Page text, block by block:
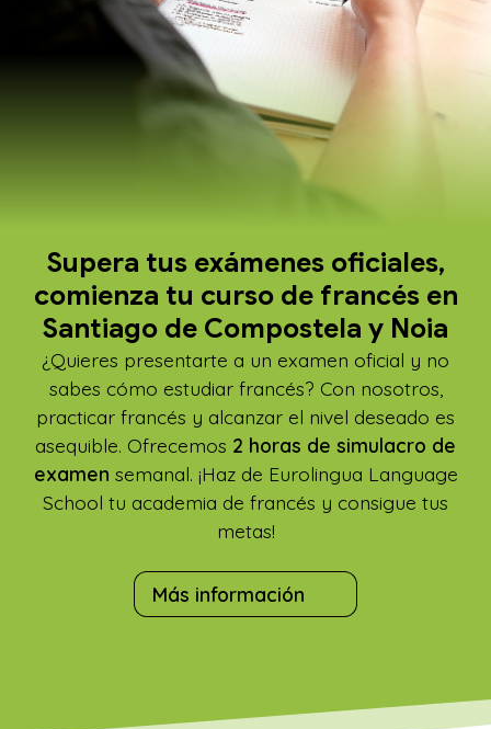
Supera tus exámenes oficiales,
comienza tu curso de francés en
Santiago de Compostela y Noia
¿Quieres presentarte a un examen oficial y no
sabes cómo estudiar francés? Con nosotros,
practicar francés y alcanzar el nivel deseado es
asequible. Ofrecemos 2 horas de simulacro de
examen semanal. ¡Haz de Eurolingua Language
School tu academia de francés y consigue tus
metas!
Más información